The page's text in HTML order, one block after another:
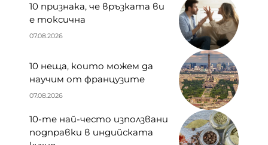
10 признака, че връзката ви
е токсична
07.08.2026
10 неща, които можем да
научим от французите
07.08.2026
10-те най-често използвани
подправки в индийската